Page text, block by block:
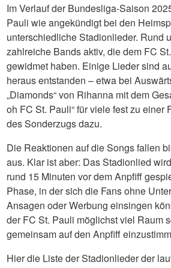
Im Verlauf der Bundesliga-Saison
Pauli wie angekündigt bei den
unterschiedliche Stadionlieder. Rund
zahlreiche Bands aktiv, die dem FC
gewidmet haben. Einige Lieder sind
heraus entstanden – etwa bei
„Diamonds“ von Rihanna mit dem
oh FC St. Pauli“ für viele fest zu einer
des Sonderzugs dazu.
Die Reaktionen auf die Songs fallen
aus. Klar ist aber: Das Stadionlied
rund 15 Minuten vor dem Anpfiff
Phase, in der sich die Fans ohne
Ansagen oder Werbung einsingen
der FC St. Pauli möglichst viel Raum
gemeinsam auf den Anpfiff
Hier die Liste der Stadionlieder der